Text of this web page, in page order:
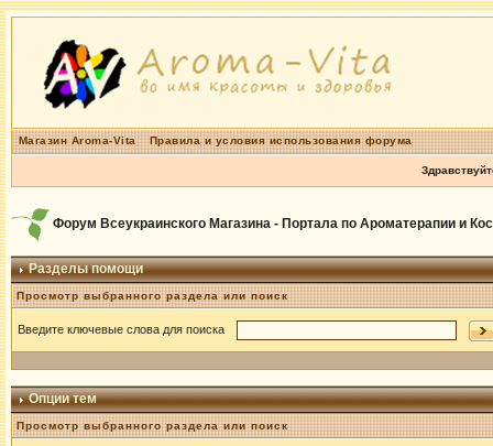
Магазин Aroma-Vita Правила и условия использования форума
Форум Всеукраинского Магазина - Портала по Ароматерапии и
Разделы помощи
Просмотр выбранного раздела или поиск
Введите ключевые слова для поиска
Опции тем
Просмотр выбранного раздела или поиск